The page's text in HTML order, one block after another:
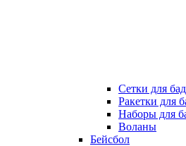
Сетки для
Ракетки для
Наборы для
Воланы
Бейсбол